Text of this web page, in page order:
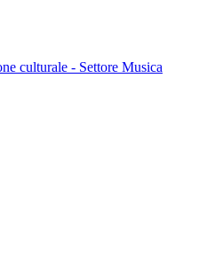
culturale - Settore Musica